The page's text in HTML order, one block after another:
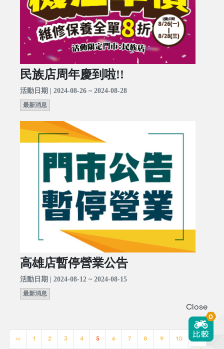
民族店周年慶到啦!!
活動日期 | 2024-08-26 ~ 2024-08-28
最新消息
高雄店暫停營業公告
活動日期 | 2024-08-12 ~ 2024-08-15
最新消息
<< 1 2 3 4 5 6 7 8 9 10 >>
Close
0